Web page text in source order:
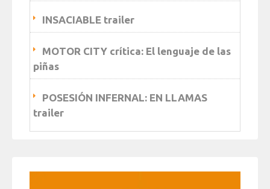
INSACIABLE trailer
MOTOR CITY crítica: El lenguaje de las
piñas
POSESIÓN INFERNAL: EN LLAMAS
trailer